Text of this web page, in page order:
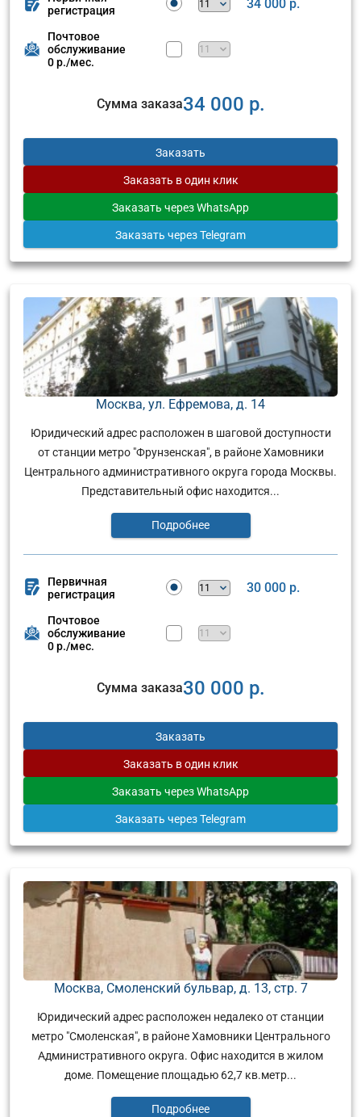
регистрация
34 000 р.
Почтовое
обслуживание
0 р./мес.
Сумма заказа34 000 р.
Заказать
Заказать в один клик
Заказать через WhatsApp
Заказать через Telegram
Москва, ул. Ефремова, д. 14
Юридический адрес расположен в шаговой доступности
от станции метро "Фрунзенская", в районе Хамовники
Центрального административного округа города Москвы.
Представительный офис находится...
Подробнее
Первичная
регистрация
30 000 р.
Почтовое
обслуживание
0 р./мес.
Сумма заказа30 000 р.
Заказать
Заказать в один клик
Заказать через WhatsApp
Заказать через Telegram
Москва, Смоленский бульвар, д. 13, стр. 7
Юридический адрес расположен недалеко от станции
метро "Смоленская", в районе Хамовники Центрального
Административного округа. Офис находится в жилом
доме. Помещение площадью 62,7 кв.метр...
Подробнее